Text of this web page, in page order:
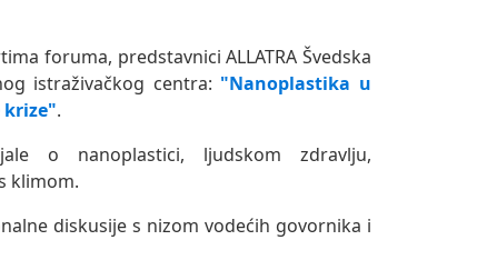
foruma, predstavnici ALLATRA Švedska
istraživačkog centra: "Nanoplastika u
krize".
o nanoplastici, ljudskom zdravlju,
klimom.
diskusije s nizom vodećih govornika i